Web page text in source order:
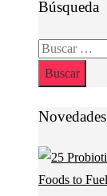
Búsqueda
Buscar:
Novedades